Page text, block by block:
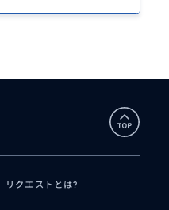
リクエストとは?